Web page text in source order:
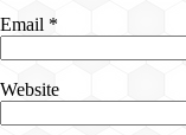
Email *
Website